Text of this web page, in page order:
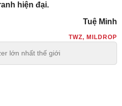
hiện đại.
Tuệ Minh
TWZ, MILDROP
lớn nhất thế giới